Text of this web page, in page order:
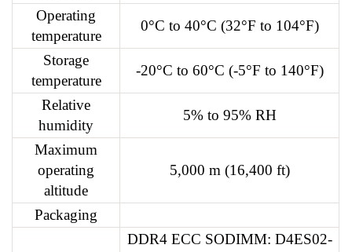
Operating
temperature
0°C to 40°C (32°F to 104°F)
Storage
temperature
-20°C to 60°C (-5°F to 140°F)
Relative
humidity
5% to 95% RH
Maximum
operating
altitude
5,000 m (16,400 ft)
Packaging
DDR4 ECC SODIMM: D4ES02-